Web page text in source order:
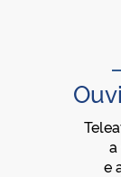
a
e